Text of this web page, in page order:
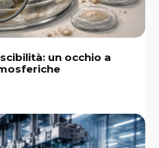
un occhio a